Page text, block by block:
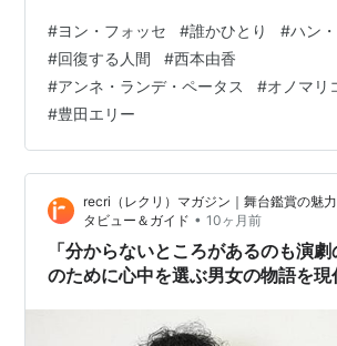
が刺さったかという質問がされ、私は最
ッセの『誰かひとり』に挙手。作品とし
ン・ガンの『回復する人間』。オノマリ
良かったから原作を読みたい。図書館に
たら予約しよう。 ただチケットが高い
ない。中野…
#ヨン・フォッセ #誰かひとり #ハン
#回復する人間 #西本由香
#アンネ・ランデ・ペータス #オノマリ
#豊田エリー
recri（レクリ）マガジン｜舞台鑑賞の魅
タビュー＆ガイド • 10ヶ月前
「分からないところがあるのも演
のために心中を選ぶ男女の物語を現